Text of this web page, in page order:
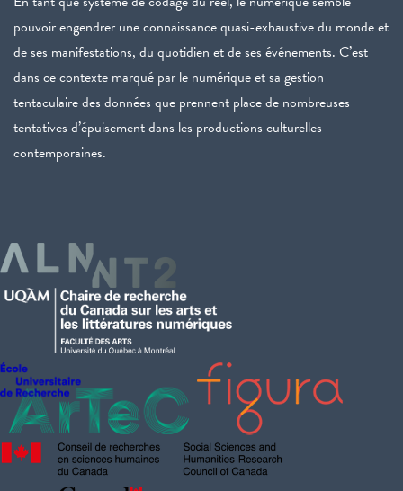
pouvoir engendrer une connaissance quasi-exhaustive du monde et
de ses manifestations, du quotidien et de ses événements. C’est
dans ce contexte marqué par le numérique et sa gestion
tentaculaire des données que prennent place de nombreuses
tentatives d’épuisement dans les productions culturelles
contemporaines.